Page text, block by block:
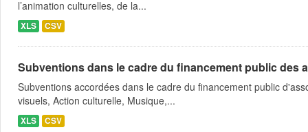
l’animation culturelles, de la...
XLS CSV
Subventions dans le cadre du financement public des
Subventions accordées dans le cadre du financement public
visuels, Action culturelle, Musique,...
XLS CSV